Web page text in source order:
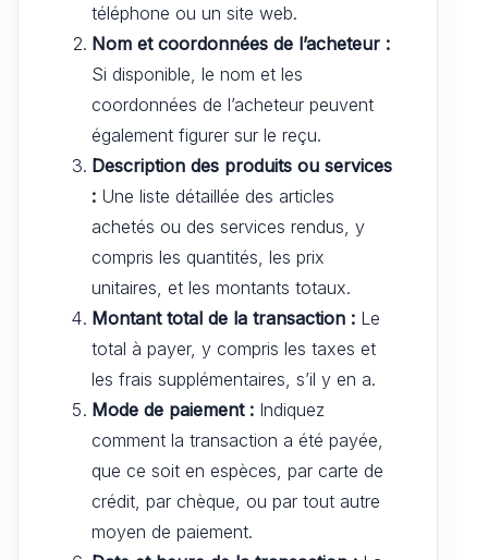
téléphone ou un site web.
Nom et coordonnées de l’acheteur :
Si disponible, le nom et les
coordonnées de l’acheteur peuvent
également figurer sur le reçu.
Description des produits ou services
: Une liste détaillée des articles
achetés ou des services rendus, y
compris les quantités, les prix
unitaires, et les montants totaux.
Montant total de la transaction : Le
total à payer, y compris les taxes et
les frais supplémentaires, s’il y en a.
Mode de paiement : Indiquez
comment la transaction a été payée,
que ce soit en espèces, par carte de
crédit, par chèque, ou par tout autre
moyen de paiement.